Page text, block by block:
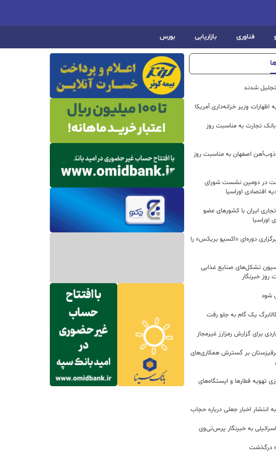
فناوری بازاریابی بورس
تجلیل شدند
وزیر خزانه‌داری آمریکا
تجارت به مناسبت روز
ذوب‌آهن اصفهان به مناسبت روز
در دومین نشست شورای
اقتصادی اوراسیا
تجاری ایران با کشورهای عضو
اوراسیا
دوره‌ای «اکسپو بریکس» را
تشکل‌های صنایع غذایی
روز خبرنگار
شود
یک گام به جلو رفت
بر گسترش همکاری‌های
تهویه قطار‌ها و ایستگاه‌های
اخبار جعلی درباره حجاب
به خبرنگار پرس‌تی‌وی
درگذشت